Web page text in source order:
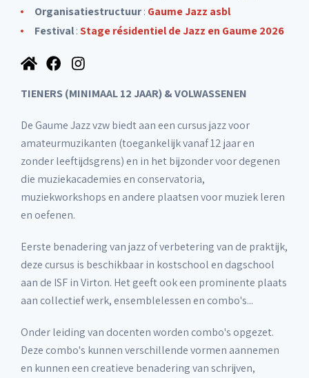
Organisatiestructuur: Gaume Jazz asbl
Festival:Stage résidentiel de Jazz en Gaume 2026
TIENERS (MINIMAAL 12 JAAR) & VOLWASSENEN
De Gaume Jazz vzw biedt aan een cursus jazz voor
amateurmuzikanten (toegankelijk vanaf 12 jaar en
zonder leeftijdsgrens) en in het bijzonder voor degenen
die muziekacademies en conservatoria,
muziekworkshops en andere plaatsen voor muziek leren
en oefenen.
Eerste benadering van jazz of verbetering van de praktijk,
deze cursus is beschikbaar in kostschool en dagschool
aan de ISF in Virton. Het geeft ook een prominente plaats
aan collectief werk, ensemblelessen en combo's...
Onder leiding van docenten worden combo's opgezet.
Deze combo's kunnen verschillende vormen aannemen
en kunnen een creatieve benadering van schrijven,